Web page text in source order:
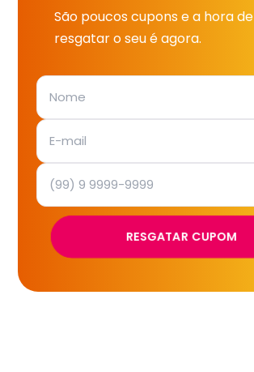
São poucos cupons e a hora de
resgatar o seu é agora.
RESGATAR CUPOM